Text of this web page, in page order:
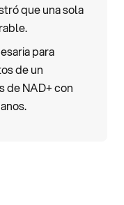
que una sola
para
de un
de NAD+ con